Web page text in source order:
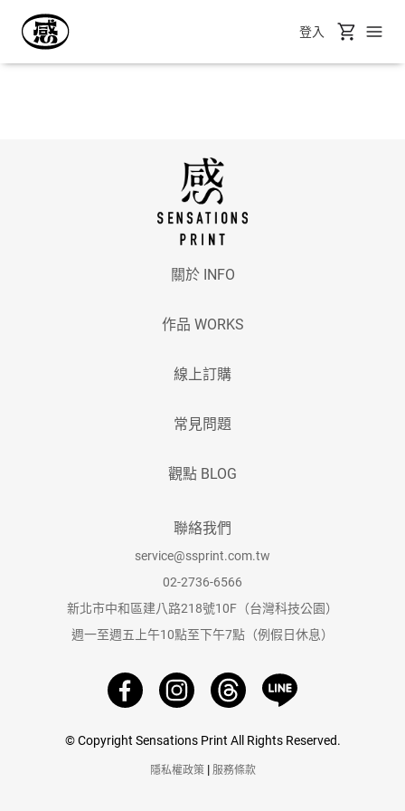
登入
關於 INFO
作品 WORKS
線上訂購
常見問題
觀點 BLOG
聯絡我們
service@ssprint.com.tw
02-2736-6566
新北市中和區建八路218號10F（台灣科技公園）
週一至週五上午10點至下午7點（例假日休息）
© Copyright Sensations Print All Rights Reserved.
隱私權政策| 服務條款